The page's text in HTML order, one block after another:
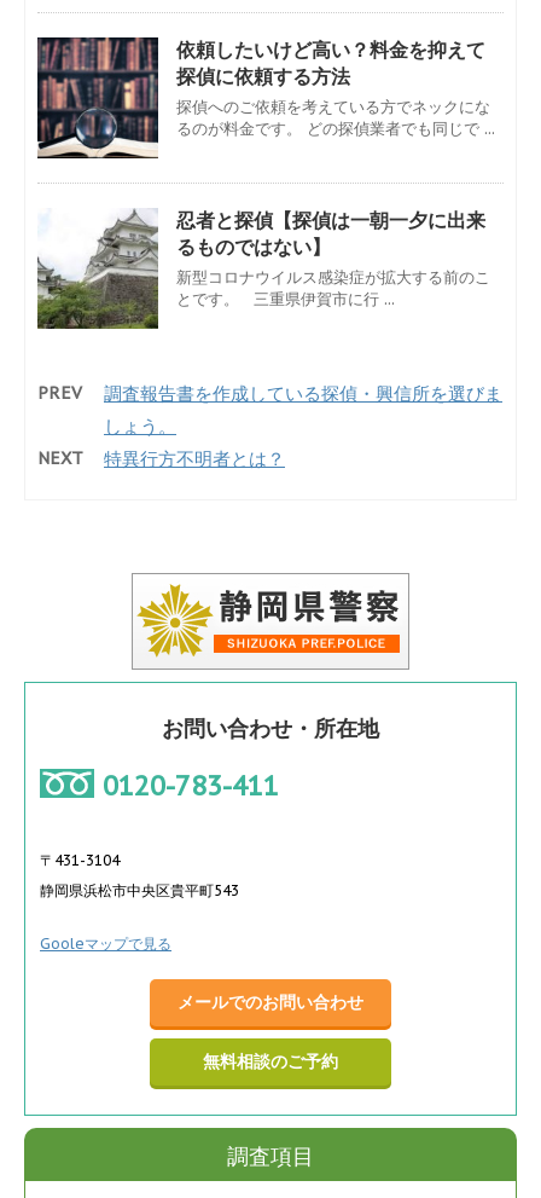
依頼したいけど高い？料金を抑えて
探偵に依頼する方法
探偵へのご依頼を考えている方でネックにな
るのが料金です。 どの探偵業者でも同じで ...
忍者と探偵【探偵は一朝一夕に出来
るものではない】
新型コロナウイルス感染症が拡大する前のこ
とです。 三重県伊賀市に行 ...
PREV
調査報告書を作成している探偵・興信所を選びま
しょう。
NEXT 特異行方不明者とは？
お問い合わせ・所在地
0120-783-411
〒431-3104
静岡県浜松市中央区貴平町543
Gooleマップで見る
メールでのお問い合わせ
無料相談のご予約
調査項目